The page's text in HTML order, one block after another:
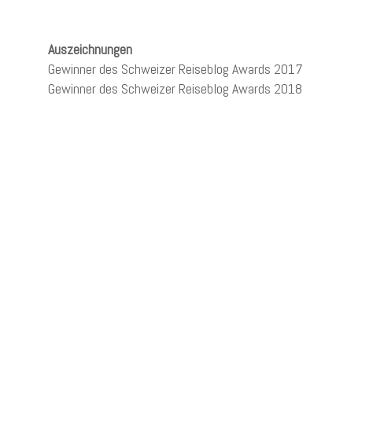
Auszeichnungen
Gewinner des Schweizer Reiseblog Awards 2017
Gewinner des Schweizer Reiseblog Awards 2018